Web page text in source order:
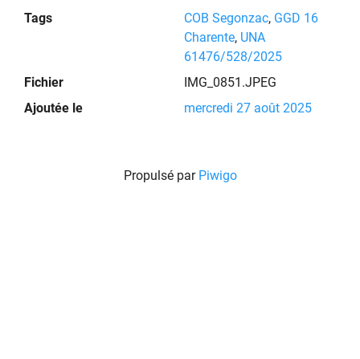
Tags COB Segonzac, GGD 16
Charente, UNA
61476/528/2025
Fichier
IMG_0851.JPEG
Ajoutée le
mercredi 27 août 2025
Propulsé par Piwigo